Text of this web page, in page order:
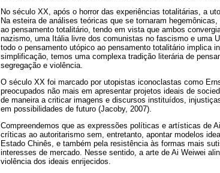
No século XX, após o horror das experiências totalitárias, a
Na esteira de análises teóricas que se tornaram
ao pensamento totalitário, tendo em vista que ambos
nazismo, uma Itália livre dos comunistas no fascismo e uma
todo o pensamento utópico ao pensamento totalitário implica
simplificação, temos uma complexa tradição literária de
segregação e violência.
O século XX foi marcado por utopistas iconoclastas como
preocupados não mais em apresentar projetos ideais de
de maneira a criticar imagens e discursos instituídos,
em possibilidades de futuro (Jacoby, 2007).
Compreendemos que as expressões políticas e artísticas de
críticas ao autoritarismo sem, entretanto, apontar modelos
Estado Chinês, e também pela resistência às formas mais
interesses de mercado. Nesse sentido, a arte de Ai Weiwei
violência dos ideais enrijecidos.